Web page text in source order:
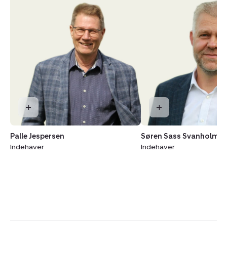
Palle Jespersen
Indehaver
Søren Sass Svanholm
Indehaver